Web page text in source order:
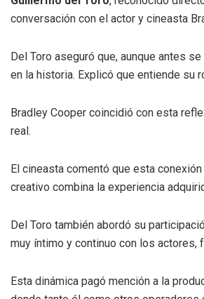
conversación con el actor y cineasta
Del Toro aseguró que, aunque antes
en la historia. Explicó que entiende su
Bradley Cooper coincidió con esta
real.
El cineasta comentó que esta
creativo combina la experiencia
Del Toro también abordó su
muy íntimo y continuo con los actores,
Esta dinámica pagó mención a la